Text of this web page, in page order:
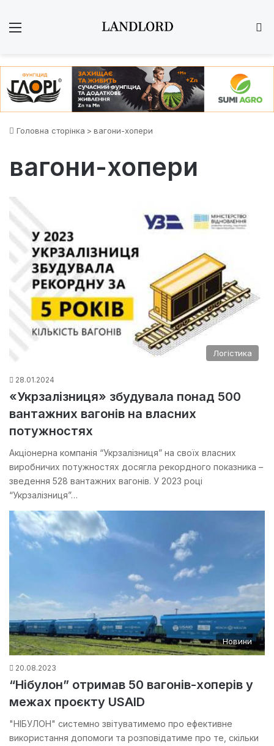
Головна сторінка > вагони-хопери
вагони-хопери
Логістика
28.01.2024
«Укрзалізниця» збудувала понад 500
вантажних вагонів на власних
потужностях
Акціонерна компанія “Укрзалізниця” на своїх власних
виробничих потужностях досягла рекордного показника –
зведення 528 вантажних вагонів. У 2023 році
“Укрзалізниця”…
Новини
20.08.2023
“Нібулон” отримав 50 вагонів-хоперів у
межах проєкту USAID
"НІБУЛОН" системно звітуватимемо про ефективне
використання допомоги та розповідатиме про те, скільки